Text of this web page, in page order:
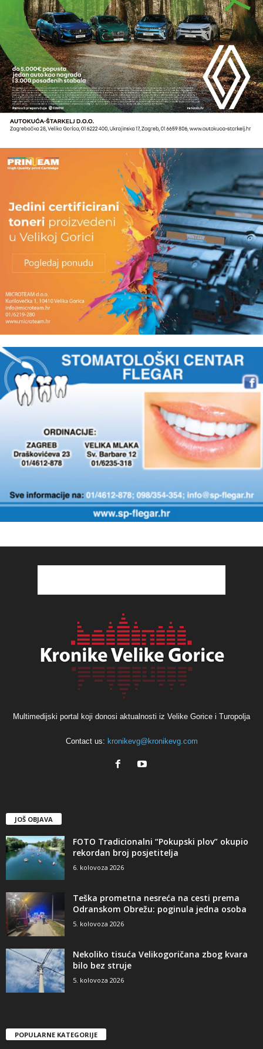
Multimedijski portal koji donosi aktualnosti iz Velike Gorice i Turopolja
Contact us: kronikevg@kronikevg.com
JOŠ OBJAVA
FOTO Tradicionalni “Pokupski plov” okupio
rekordan broj posjetitelja
6. kolovoza 2026
Teška prometna nesreća na cesti prema
Odranskom Obrežu: poginula jedna osoba
5. kolovoza 2026
Nekoliko tisuća Velikogoričana zbog kvara
bilo bez struje
5. kolovoza 2026
POPULARNE KATEGORIJE